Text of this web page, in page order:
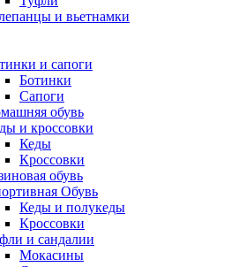
и вьетнамки
и сапоги
Ботинки
Сапоги
обувь
и кроссовки
Кеды
Кроссовки
обувь
Обувь
Кеды и полукеды
Кроссовки
и сандалии
Мокасины